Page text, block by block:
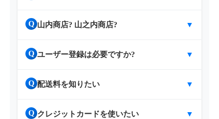
Q 山内商店? 山之内商店? ▼
Q ユーザー登録は必要ですか? ▼
Q 配送料を知りたい ▼
Q クレジットカードを使いたい ▼